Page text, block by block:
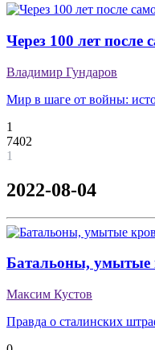
Через 100 лет после
Владимир Гундаров
Мир в шаге от войны:
1
7402
1
2022-08-04
Батальоны, умытые
Максим Кустов
Правда о сталинских